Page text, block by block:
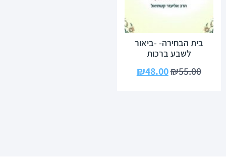
בית הבחירה- -ביאור
לשבע ברכות
₪55.00
₪48.00